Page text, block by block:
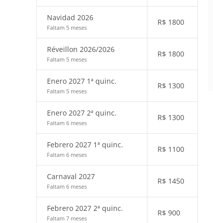
Navidad 2026
Faltam 5 meses
R$ 1800
Réveillon 2026/2026
Faltam 5 meses
R$ 1800
Enero 2027 1ª quinc.
Faltam 5 meses
R$ 1300
Enero 2027 2ª quinc.
Faltam 6 meses
R$ 1300
Febrero 2027 1ª quinc.
Faltam 6 meses
R$ 1100
Carnaval 2027
Faltam 6 meses
R$ 1450
Febrero 2027 2ª quinc.
Faltam 7 meses
R$ 900